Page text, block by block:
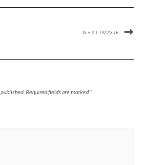
NEXT IMAGE
Required fields are marked *